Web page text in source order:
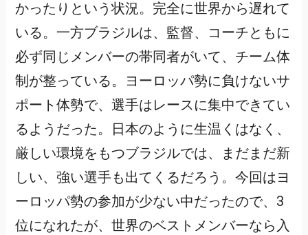
かったりという状況。完全に世界から遅れて
いる。一方ブラジルは、監督、コーチともに
必ず同じメンバーの帯同者がいて、チーム体
制が整っている。ヨーロッパ勢に負けないサ
ポート体勢で、選手はレースに集中できてい
るようだった。日本のように生温くはなく、
厳しい環境をもつブラジルでは、まだまだ新
しい、強い選手も出てくるだろう。今回はヨ
ーロッパ勢の参加が少ない中だったので、3
位になれたが、世界のベストメンバーなら入